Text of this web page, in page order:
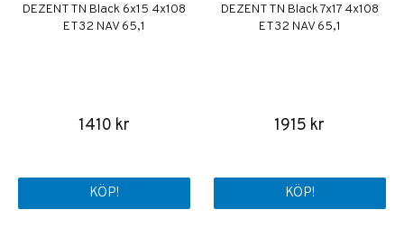
DEZENT TN Black 6x15 4x108
ET32 NAV 65,1
1410 kr
KÖP!
DEZENT TN Black 7x17 4x108
ET32 NAV 65,1
1915 kr
KÖP!